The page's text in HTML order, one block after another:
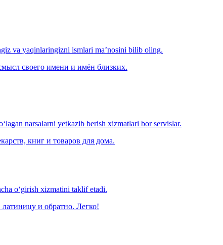
va yaqinlaringizni ismlari ma’nosini bilib oling.
своего имени и имён близких.
narsalarni yetkazib berish xizmatlari bor servislar.
книг и товаров для дома.
o‘girish xizmatini taklif etadi.
и обратно. Легко!